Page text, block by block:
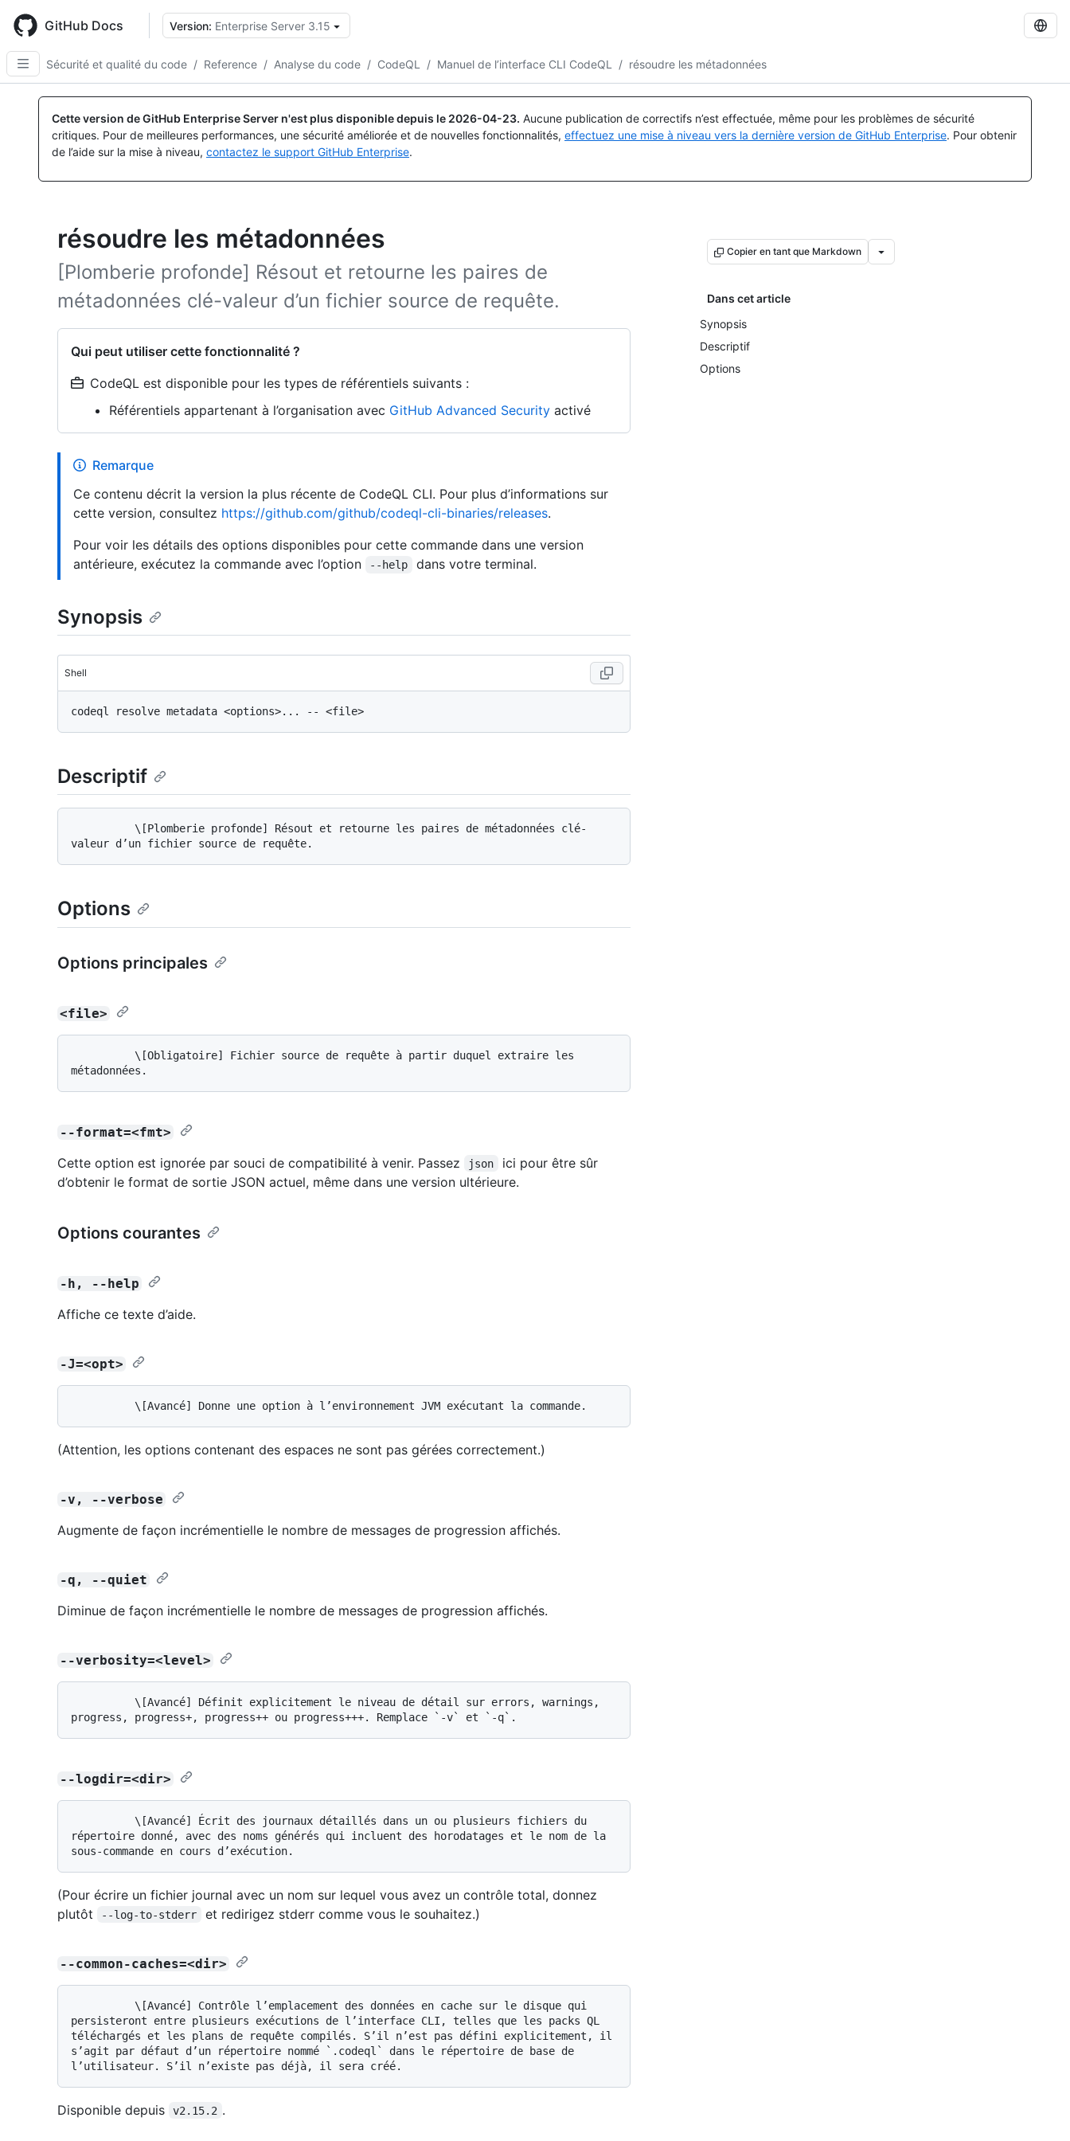
main
content
GitHub Docs Version: Enterprise Server 3.15
Sécurité et qualité du code / Reference / Analyse du code / CodeQL / Manuel de l’interface CLI CodeQL / résoudre les métadonnées
Cette version de GitHub Enterprise Server n'est plus disponible depuis le 2026-04-23. Aucune publication de correctifs n’est effectuée, même pour les problèmes de sécurité
critiques. Pour de meilleures performances, une sécurité améliorée et de nouvelles fonctionnalités, effectuez une mise à niveau vers la dernière version de GitHub Enterprise. Pour obtenir
de l’aide sur la mise à niveau, contactez le support GitHub Enterprise.
résoudre les métadonnées
[Plomberie profonde] Résout et retourne les paires de
métadonnées clé-valeur d’un fichier source de requête.
Qui peut utiliser cette fonctionnalité ?
CodeQL est disponible pour les types de référentiels suivants :
Référentiels appartenant à l’organisation avec GitHub Advanced Security activé
Copier en tant que Markdown
Dans cet article
Synopsis
Descriptif
Options
Remarque
Ce contenu décrit la version la plus récente de CodeQL CLI. Pour plus d’informations sur
cette version, consultez https://github.com/github/codeql-cli-binaries/releases.
Pour voir les détails des options disponibles pour cette commande dans une version
antérieure, exécutez la commande avec l’option
--help dans votre terminal.
Synopsis
Shell
Descriptif
Options
Options principales
<file>
--format=<fmt>
Cette option est ignorée par souci de compatibilité à venir. Passez json
ici pour être sûr
d’obtenir le format de sortie JSON actuel, même dans une version ultérieure.
Options courantes
-h, --help
Affiche ce texte d’aide.
-J=<opt>
(Attention, les options contenant des espaces ne sont pas gérées correctement.)
-v, --verbose
Augmente de façon incrémentielle le nombre de messages de progression affichés.
-q, --quiet
Diminue de façon incrémentielle le nombre de messages de progression affichés.
--verbosity=<level>
--logdir=<dir>
répertoire donné, avec des noms générés qui incluent des horodatages et le nom de la
(Pour écrire un fichier journal avec un nom sur lequel vous avez un contrôle total, donnez
plutôt
--log-to-stderr et redirigez stderr comme vous le souhaitez.)
--common-caches=<dir>
persisteront entre plusieurs exécutions de l’interface CLI, telles que les packs QL
téléchargés et les plans de requête compilés. S’il n’est pas défini explicitement, il
s’agit par défaut d’un répertoire nommé `.codeql` dans le répertoire de base de
Disponible depuis v2.15.2 .